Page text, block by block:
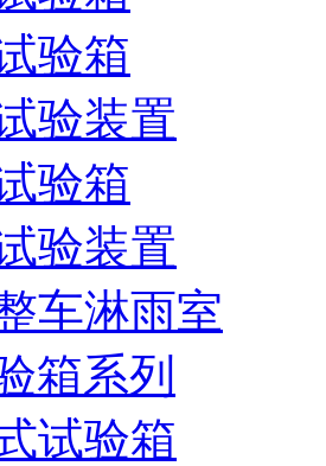
验箱
验装置
验箱
验装置
车淋雨室
箱系列
试验箱